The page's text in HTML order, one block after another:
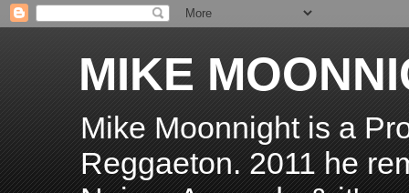
MIKE
Mike Moonnight is a
Reggaeton. 2011 he